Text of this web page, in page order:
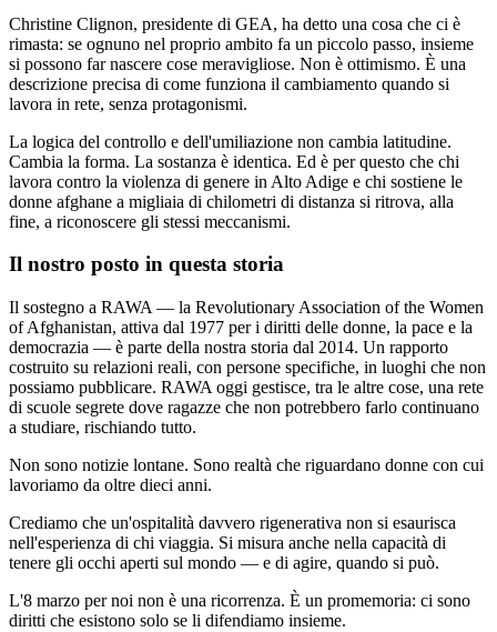
Christine Clignon, presidente di GEA, ha detto una cosa che ci è
rimasta: se ognuno nel proprio ambito fa un piccolo passo, insieme
si possono far nascere cose meravigliose. Non è ottimismo. È una
descrizione precisa di come funziona il cambiamento quando si
lavora in rete, senza protagonismi.
La logica del controllo e dell'umiliazione non cambia latitudine.
Cambia la forma. La sostanza è identica. Ed è per questo che chi
lavora contro la violenza di genere in Alto Adige e chi sostiene le
donne afghane a migliaia di chilometri di distanza si ritrova, alla
fine, a riconoscere gli stessi meccanismi.
Il nostro posto in questa storia
Il sostegno a RAWA — la Revolutionary Association of the Women
of Afghanistan, attiva dal 1977 per i diritti delle donne, la pace e la
democrazia — è parte della nostra storia dal 2014. Un rapporto
costruito su relazioni reali, con persone specifiche, in luoghi che non
possiamo pubblicare. RAWA oggi gestisce, tra le altre cose, una rete
di scuole segrete dove ragazze che non potrebbero farlo continuano
a studiare, rischiando tutto.
Non sono notizie lontane. Sono realtà che riguardano donne con cui
lavoriamo da oltre dieci anni.
Crediamo che un'ospitalità davvero rigenerativa non si esaurisca
nell'esperienza di chi viaggia. Si misura anche nella capacità di
tenere gli occhi aperti sul mondo — e di agire, quando si può.
L'8 marzo per noi non è una ricorrenza. È un promemoria: ci sono
diritti che esistono solo se li difendiamo insieme.